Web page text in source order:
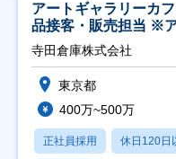
アートギャラリーカ
品接客・販売担当 ※
寺田倉庫株式会社
東京都
400万~500万
正社員採用 休日120日